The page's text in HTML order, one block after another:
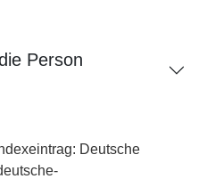
Person
Deutsche